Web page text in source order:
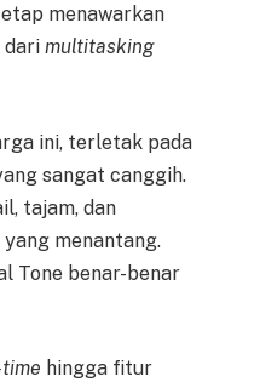
menawarkan
dari multitasking
ini, terletak pada
sangat canggih.
tajam, dan
menantang.
Tone benar-benar
hingga fitur